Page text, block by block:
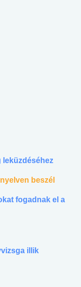
leküzdéséhez
beszél
fogadnak el a
illik